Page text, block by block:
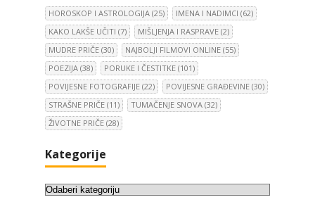
HOROSKOP I ASTROLOGIJA (25) IMENA I NADIMCI (62)
KAKO LAKŠE UČITI (7) MIŠLJENJA I RASPRAVE (2)
MUDRE PRIČE (30) NAJBOLJI FILMOVI ONLINE (55)
POEZIJA (38) PORUKE I ČESTITKE (101)
POVIJESNE FOTOGRAFIJE (22) POVIJESNE GRAĐEVINE (30)
STRAŠNE PRIČE (11) TUMAČENJE SNOVA (32)
ŽIVOTNE PRIČE (28)
Kategorije
K